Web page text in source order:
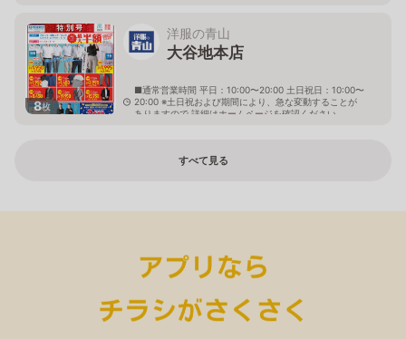
8枚
洋服の青山
大谷地本店
■通常営業時間 平日：10:00〜20:00 土日祝日：10:00〜
20:00 ※土日祝および期間により、急な変動することが
ありますので 詳細はホームページを確認ください
すべて見る